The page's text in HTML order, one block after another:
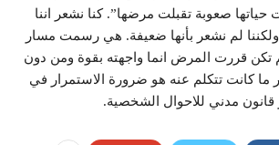
صعوبة تقبلت مرضها”. كنا نشعر اننا
لم نشعر بأنها ضعيفة. هي رسمت مسار
لم تكن قررت المرض انما واجهته بقوة ومن دون
ما كانت تتكلم عنه هو ضرورة الاستمرار في
قانون مدني للاحوال الشخصية.